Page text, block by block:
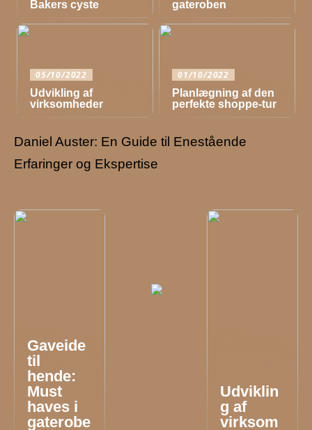
Bakers cyste
gateroben
05/10/2022
Udvikling af
virksomheder
01/10/2022
Planlægning af den
perfekte shoppe-tur
Daniel Auster: En Guide til Enestående
Erfaringer og Ekspertise
Gaveide
til
hende:
Must
haves i
gaterobe
Udviklin
g af
virksom